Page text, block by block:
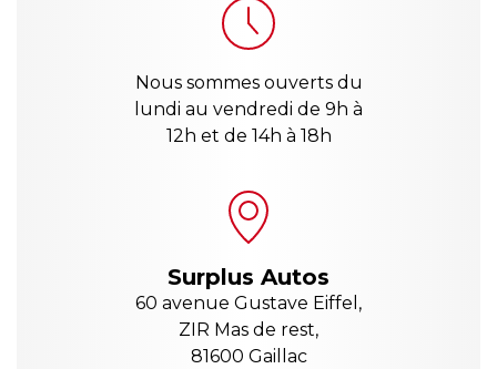
Nous sommes ouverts du
lundi au vendredi de 9h à
12h et de 14h à 18h
Surplus Autos
60 avenue Gustave Eiffel,
ZIR Mas de rest,
81600 Gaillac